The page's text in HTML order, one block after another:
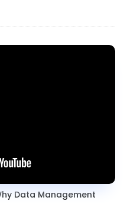
Data Management